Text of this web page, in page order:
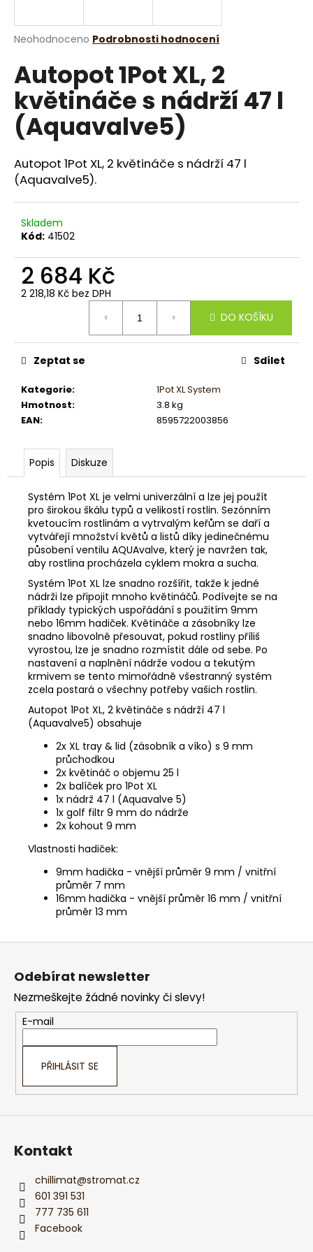
Průměrné
produktu
je
0,0
5
hvězdiček.
Neohodnoceno Podrobnosti hodnocení
Autopot 1Pot XL, 2
květináče s nádrží 47 l
(Aquavalve5)
Autopot 1Pot XL, 2 květináče s nádrží 47 l
(Aquavalve5).
Skladem
Kód: 41502
2 684 Kč
2 218,18 Kč bez DPH
DO KOŠÍKU
Kategorie:
1Pot XL System
Hmotnost:
3.8 kg
EAN: 8595722003856
Zeptat se Sdílet
Popis Diskuze
Systém 1Pot XL je velmi univerzální a lze jej použít
pro širokou škálu typů a velikostí rostlin. Sezónním
kvetoucím rostlinám a vytrvalým keřům se daří a
vytvářejí množství květů a listů díky jedinečnému
působení ventilu AQUAvalve, který je navržen tak,
aby rostlina procházela cyklem mokra a sucha.
Systém 1Pot XL lze snadno rozšířit, takže k jedné
nádrži lze připojit mnoho květináčů. Podívejte se na
příklady typických uspořádání s použitím 9mm
nebo 16mm hadiček. Květináče a zásobníky lze
snadno libovolně přesouvat, pokud rostliny příliš
vyrostou, lze je snadno rozmístit dále od sebe. Po
nastavení a naplnění nádrže vodou a tekutým
krmivem se tento mimořádně všestranný systém
zcela postará o všechny potřeby vašich rostlin.
Autopot 1Pot XL, 2 květináče s nádrží 47 l
(Aquavalve5) obsahuje
2x XL tray & lid (zásobník a víko) s 9 mm
průchodkou
2x květináč o objemu 25 l
2x balíček pro 1Pot XL
1x nádrž 47 l (Aquavalve 5)
1x golf filtr 9 mm do nádrže
2x kohout 9 mm
Vlastnosti hadiček:
9mm hadička - vnější průměr 9 mm / vnitřní
průměr 7 mm
16mm hadička - vnější průměr 16 mm / vnitřní
průměr 13 mm
j
t
?
HLEDAT
D
o
p
o
u
j
e
e
Z
Odebírat newsletter
Nezmeškejte žádné novinky či slevy!
E-mail
PŘIHLÁSIT SE
Kontakt
chillimat@stromat.cz
601 391 531
777 735 611
Facebook